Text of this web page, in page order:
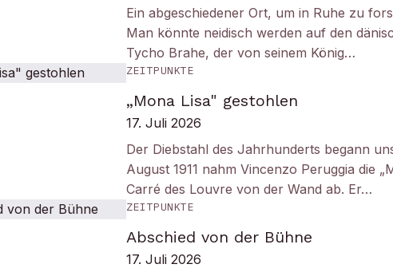
Ein abgeschiedener Ort, um in Ruhe zu
Man könnte neidisch werden auf den
Tycho Brahe, der von seinem König…
ZEITPUNKTE
„Mona Lisa" gestohlen
17. Juli 2026
Der Diebstahl des Jahrhunderts begann
August 1911 nahm Vincenzo Peruggia die
Carré des Louvre von der Wand ab. Er…
ZEITPUNKTE
Abschied von der Bühne
17. Juli 2026